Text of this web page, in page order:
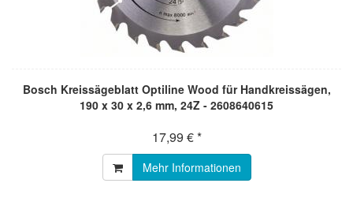
Bosch Kreissägeblatt Optiline Wood für Handkreissägen,
190 x 30 x 2,6 mm, 24Z - 2608640615
17,99 € *
Mehr Informationen